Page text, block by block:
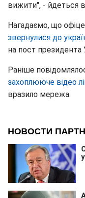
вижити", - йдеться в
Нагадаємо, що
звернулися до
на пост президента
Раніше
захоплююче відео
вразило мережа.